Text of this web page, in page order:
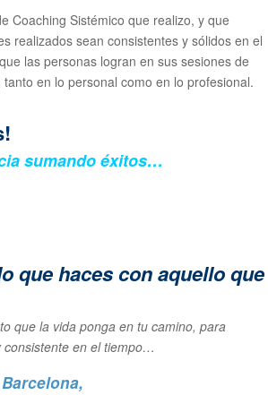
Coaching Sistémico que realizo, y que
realizados sean consistentes y sólidos en el
las personas logran en sus sesiones de
en lo personal como en lo profesional.
sumando éxitos…
que haces con aquello que
que la vida ponga en tu camino, para
en el tiempo…
,